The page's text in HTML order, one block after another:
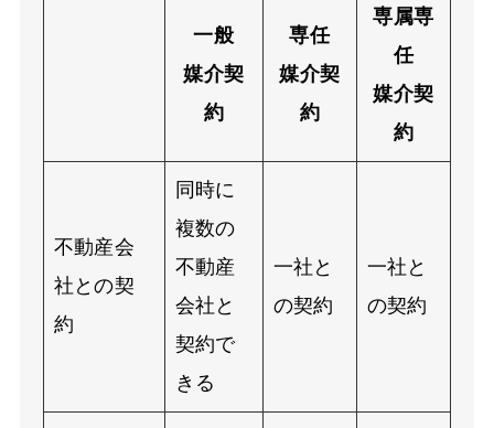
一般
媒介契
約
専任
媒介契
約
専属専
任
媒介契
約
不動産会
社との契
約
同時に
複数の
不動産
会社と
契約で
きる
一社と
の契約
一社と
の契約